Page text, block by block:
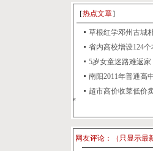
［热点文章］
草根红学邓州古城
省内高校增设124
5岁女童迷路难返家
南阳2011年普通高
超市高价收菜低价
网友评论：（只显示最